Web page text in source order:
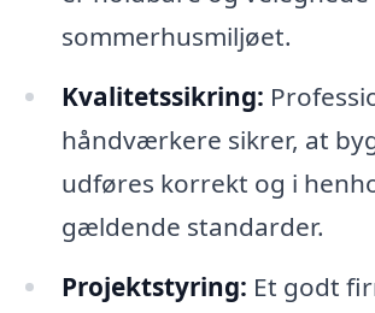
sommerhusmiljøet.
Kvalitetssikring:
håndværkere sikrer, at
udføres korrekt og i
gældende standarder.
Projektstyring: Et godt